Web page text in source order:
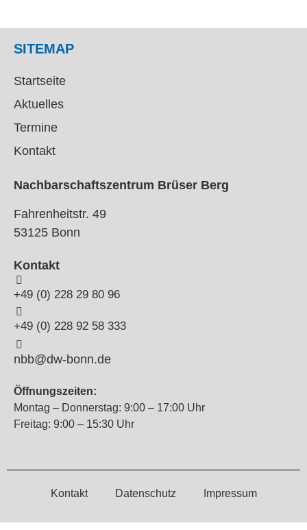
SITEMAP
Startseite
Aktuelles
Termine
Kontakt
Nachbarschaftszentrum Brüser Berg
Fahrenheitstr. 49
53125 Bonn
Kontakt
+49 (0) 228 29 80 96
+49 (0) 228 92 58 333
nbb@dw-bonn.de
Öffnungszeiten:
Montag – Donnerstag: 9:00 – 17:00 Uhr
Freitag: 9:00 – 15:30 Uhr
Kontakt Datenschutz Impressum